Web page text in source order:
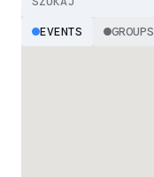
EVENTS GROUPS